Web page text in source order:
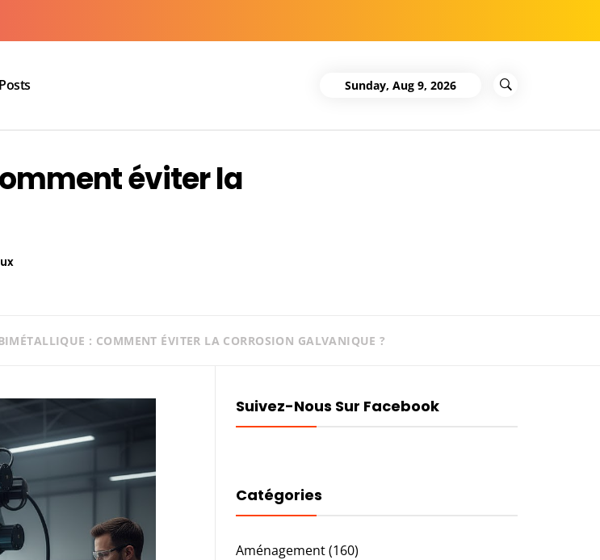
Sunday, Aug 9, 2026
éviter la
: COMMENT ÉVITER LA CORROSION GALVANIQUE ?
Suivez-Nous Sur Facebook
Catégories
Aménagement(160)